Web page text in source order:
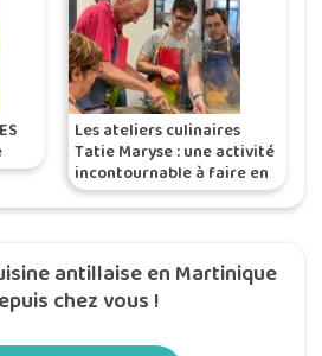
Les ateliers culinaires
Tatie Maryse : une activité
incontournable à faire en
Martinique
antillaise en Martinique
chez vous !